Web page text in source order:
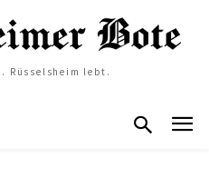
Rüsselsheim lebt.